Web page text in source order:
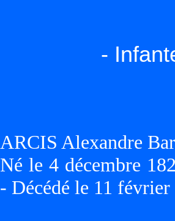
-
ARCIS Alexandre
Né le 4 décembre
- Décédé le 11 février